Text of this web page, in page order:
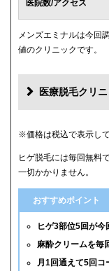
医院数/アクセス
メンズエミナルは今回
値のクリニックです。
医療脱毛クリ
クリニック
メンズエミナル
湘南美容クリニック
レジーナクリニック
※価格は税込で表示して
ヒゲ脱毛には毎回無料
一切かかりません。
おすすめポイント
ヒゲ3部位5回が
麻酔クリームを毎
月1回通えて5回コ